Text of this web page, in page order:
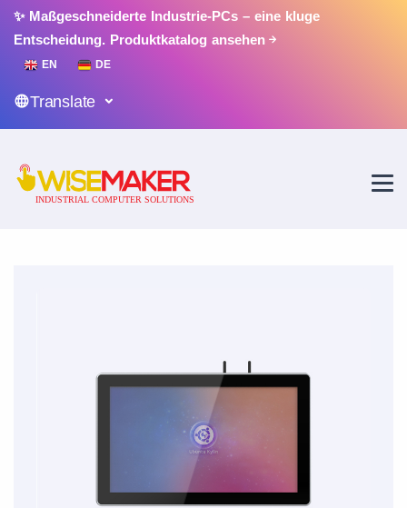
✨ Maßgeschneiderte Industrie-PCs – eine kluge
Entscheidung. Produktkatalog ansehen
EN DE
Translate